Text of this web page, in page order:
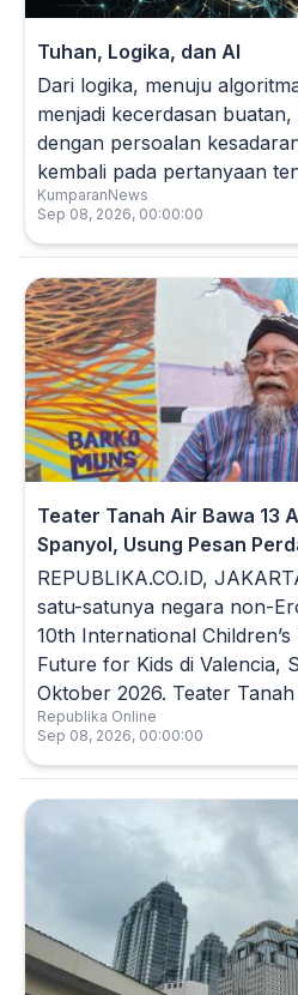
Tuhan, Logika, dan AI
Dari logika, menuju
menjadi kecerdasan
dengan persoalan
kembali pada pertanyaan
KumparanNews
Sep 08, 2026, 00:00:00
Teater Tanah Air Bawa 13
Spanyol, Usung Pesan
REPUBLIKA.CO.ID,
satu-satunya negara non-
10th International
Future for Kids di Valencia,
Oktober 2026. Teater
Republika Online
Sep 08, 2026, 00:00:00